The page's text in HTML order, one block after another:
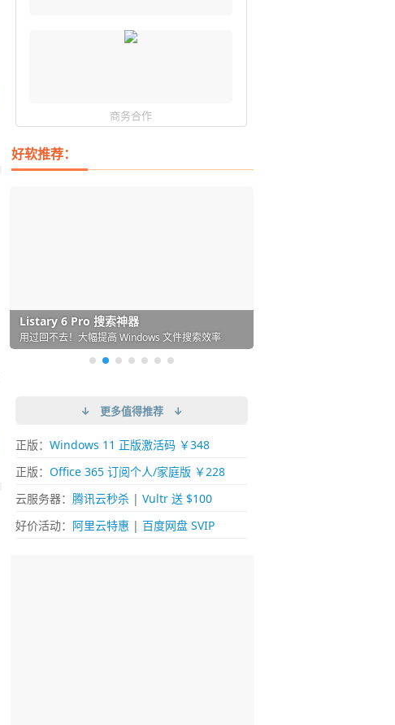
商务合作
好软推荐：
IDM 必备的下载神器
超强的 Windows 平台下载工具
Listary 6 Pro 搜索神器
用过回不去！大幅提高 Windows 文件搜索效率
Fences 桌面图标自动整理/美化神器
懒人必备！图标再多桌面也不再凌乱！
Parallels Desktop 虚拟机
在 Mac 上流畅运行 Windows (支持 M 芯片)
Downie 下载网络视频的神器 (Mac)
一键下视频，超简单好用！谁用谁知道
Typora - 极简好用的 Markdown 编辑器
颠覆写作体验！跨平台支持 Win / Mac
↓ 更多值得推荐 ↓
正版： Windows 11 正版激活码 ￥348
正版： Office 365 订阅个人/家庭版 ￥228
云服务器： 腾讯云秒杀| Vultr 送 $100
好价活动： 阿里云特惠 | 百度网盘 SVIP